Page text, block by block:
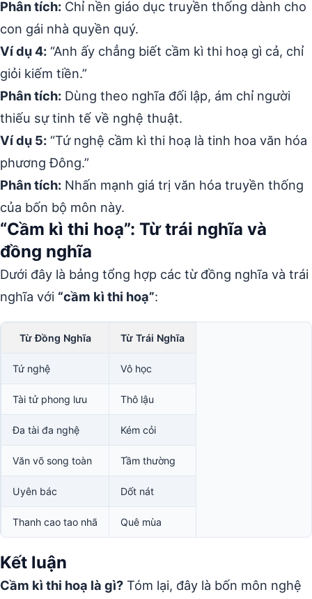
Phân tích: Chỉ nền giáo dục truyền thống dành cho
con gái nhà quyền quý.
Ví dụ 4: “Anh ấy chẳng biết cầm kì thi hoạ gì cả, chỉ
giỏi kiếm tiền.”
Phân tích: Dùng theo nghĩa đối lập, ám chỉ người
thiếu sự tinh tế về nghệ thuật.
Ví dụ 5: “Tứ nghệ cầm kì thi hoạ là tinh hoa văn hóa
phương Đông.”
Phân tích: Nhấn mạnh giá trị văn hóa truyền thống
của bốn bộ môn này.
“Cầm kì thi hoạ”: Từ trái nghĩa và
đồng nghĩa
Dưới đây là bảng tổng hợp các từ đồng nghĩa và trái
nghĩa với “cầm kì thi hoạ”:
Từ Đồng Nghĩa Từ Trái Nghĩa
Tứ nghệ Vô học
Tài tử phong lưu Thô lậu
Đa tài đa nghệ Kém cỏi
Văn võ song toàn Tầm thường
Uyên bác Dốt nát
Thanh cao tao nhã Quê mùa
Kết luận
Cầm kì thi hoạ là gì? Tóm lại, đây là bốn môn nghệ